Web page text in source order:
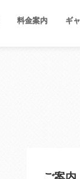
料金案内 ギ